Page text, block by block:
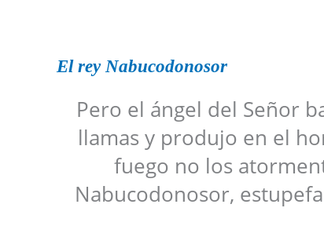
El rey Nabucodonosor
Pero el ángel del Señor
llamas y produjo en el
fuego no los
Nabucodonosor,